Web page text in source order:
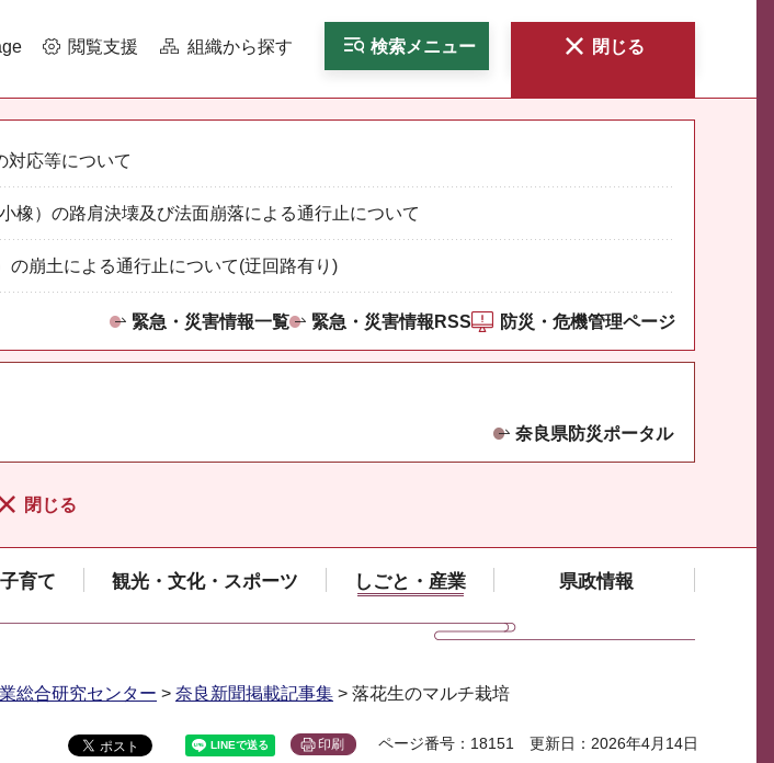
閲覧支援 組織から探す 検索メニュー 閉じる
対応等について
橡）の路肩決壊及び法面崩落による通行止について
の崩土による通行止について(迂回路有り)
緊急・災害情報一覧 緊急・災害情報RSS 防災・危機管理ページ
奈良県防災ポータル
閉じる
育て 観光・文化・スポーツ しごと・産業 県政情報
総合研究センター > 奈良新聞掲載記事集 > 落花生のマルチ栽培
印刷 ページ番号：18151 更新日：2026年4月14日